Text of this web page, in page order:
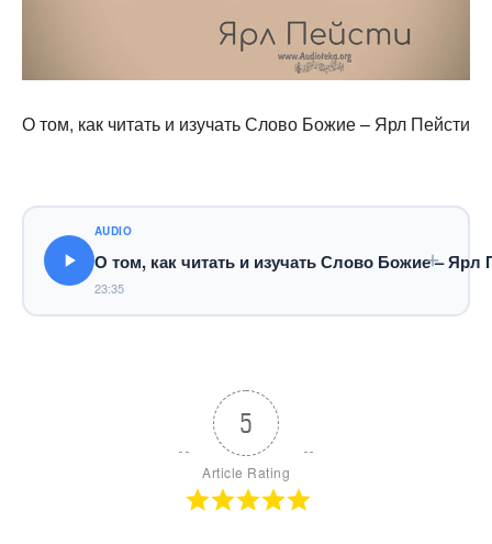
О том, как читать и изучать Слово Божие – Ярл Пейсти
AUDIO
О том, как читать и изучать Слово Божие – Ярл
23:35
5
Article Rating